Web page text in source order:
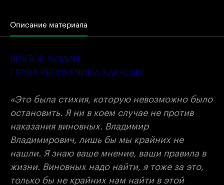
Описание материала
ВИКТОР ЗИМИН
ГЛАВА РЕСПУБЛИКИ ХАКАСИЯ
«Это была стихия, которую невозможно было
остановить. Я ни в коем случае не против
наказания виновных. Владимир
Владимирович, лишь бы мы крайних не
нашли. Я знаю ваше мнение, ваши правила в
жизни. Виновных надо найти, я тоже за это,
только бы не крайних нам найти в этой